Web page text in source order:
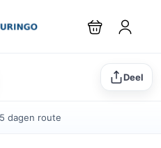
Deel
dagen route